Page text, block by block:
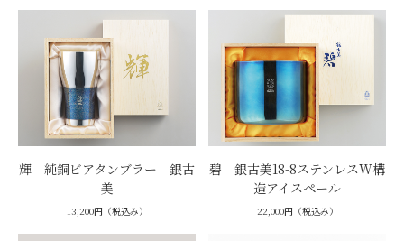
輝 純銅ビアタンブラー 銀古
美
13,200円（税込み）
碧 銀古美18-8ステンレスW構
造アイスペール
22,000円（税込み）